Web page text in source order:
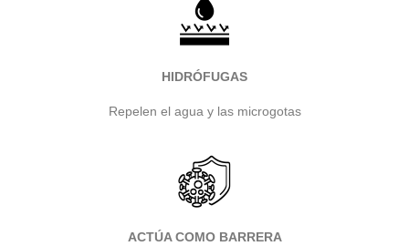
HIDRÓFUGAS
Repelen el agua y las microgotas
ACTÚA COMO BARRERA